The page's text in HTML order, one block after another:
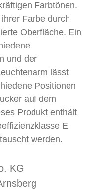
Farbtönen.
Farbe durch
Oberfläche. Ein
und der
lässt
Positionen
auf dem
Produkt enthält
E
werden.
KG